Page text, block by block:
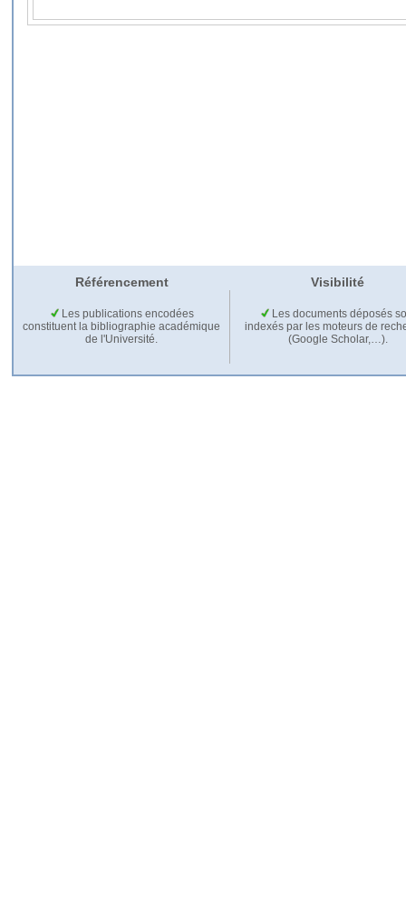
Référencement Visibilité
Les publications encodées
constituent la bibliographie académique
de l'Université.
Les documents déposés
indexés par les moteurs de
(Google Scholar,…).